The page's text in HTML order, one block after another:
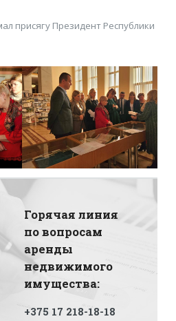
присягу Президент Республики
Горячая линия
по вопросам
аренды
недвижимого
имущества:
+375 17 218-18-18